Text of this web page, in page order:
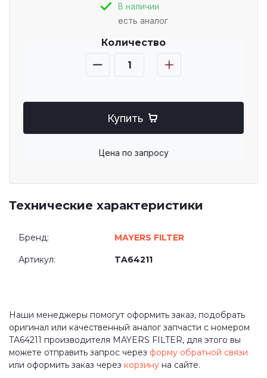
В наличии
есть аналог
Количество
Купить
Цена по запросу
Технические характеристики
Бренд: MAYERS FILTER
Артикул: TA64211
Наши менеджеры помогут оформить заказ, подобрать
оригинал или качественный аналог запчасти с номером
TA64211 производителя MAYERS FILTER, для этого вы
можете отправить запрос через форму обратной связи
или оформить заказ через корзину на сайте.